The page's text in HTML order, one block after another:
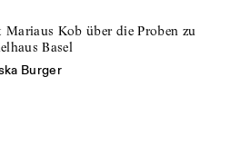
Kob über die Proben zu
Basel
Burger